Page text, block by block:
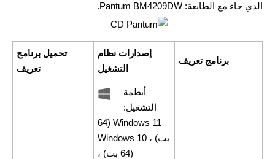
الذي جاء مع الطابعة: Pantum BM4209DW.
برنامج تعريف
إصدارات نظام
التشغيل
تحميل برنامج
تعريف
أنظمة
التشغيل:
Windows 11 (64
بت) ، Windows 10
(64 بت) ،